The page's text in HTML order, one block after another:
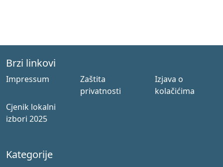
Brzi linkovi
Impressum
Zaštita
privatnosti
Izjava o
kolačićima
Cjenik lokalni
izbori 2025
Kategorije